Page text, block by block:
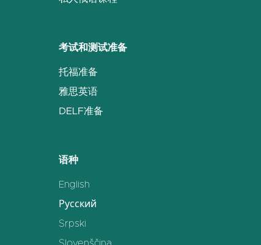
考试和测试准备
托福准备
雅思英语
DELF准备
语种
English
Русский
Srpski